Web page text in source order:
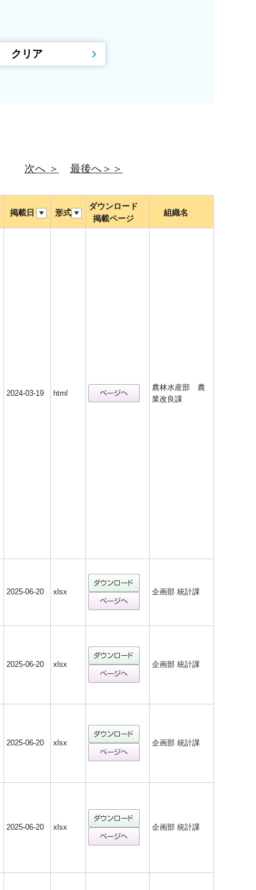
次へ ＞ 最後へ＞＞
掲載日 形式
ダウンロード
掲載ページ
組織名
2024-03-19 html
農林水産部 農
業改良課
2025-06-20 xlsx 企画部 統計課
2025-06-20 xlsx 企画部 統計課
2025-06-20 xlsx 企画部 統計課
2025-06-20 xlsx 企画部 統計課